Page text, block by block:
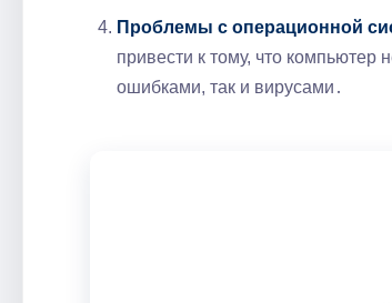
Проблемы с операционной
привести к тому, что
ошибками, так и вирусами․